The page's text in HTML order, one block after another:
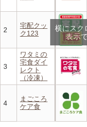
2
宅配クッ
ク123
3
ワタミの
宅食ダイ
レクト
（冷凍）
4
まごころ
ケア食
横にスク
表示